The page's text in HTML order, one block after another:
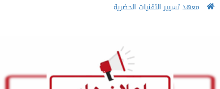
معهد تسيير التقنيات الحضرية